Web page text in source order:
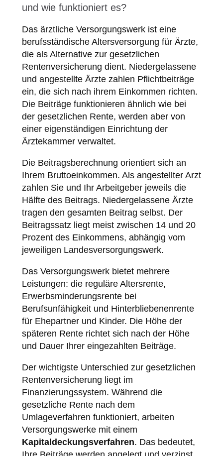
und wie funktioniert es?
Das ärztliche Versorgungswerk ist eine
berufsständische Altersversorgung für Ärzte,
die als Alternative zur gesetzlichen
Rentenversicherung dient. Niedergelassene
und angestellte Ärzte zahlen Pflichtbeiträge
ein, die sich nach ihrem Einkommen richten.
Die Beiträge funktionieren ähnlich wie bei
der gesetzlichen Rente, werden aber von
einer eigenständigen Einrichtung der
Ärztekammer verwaltet.
Die Beitragsberechnung orientiert sich an
Ihrem Bruttoeinkommen. Als angestellter Arzt
zahlen Sie und Ihr Arbeitgeber jeweils die
Hälfte des Beitrags. Niedergelassene Ärzte
tragen den gesamten Beitrag selbst. Der
Beitragssatz liegt meist zwischen 14 und 20
Prozent des Einkommens, abhängig vom
jeweiligen Landesversorgungswerk.
Das Versorgungswerk bietet mehrere
Leistungen: die reguläre Altersrente,
Erwerbsminderungsrente bei
Berufsunfähigkeit und Hinterbliebenenrente
für Ehepartner und Kinder. Die Höhe der
späteren Rente richtet sich nach der Höhe
und Dauer Ihrer eingezahlten Beiträge.
Der wichtigste Unterschied zur gesetzlichen
Rentenversicherung liegt im
Finanzierungssystem. Während die
gesetzliche Rente nach dem
Umlageverfahren funktioniert, arbeiten
Versorgungswerke mit einem
Kapitaldeckungsverfahren. Das bedeutet,